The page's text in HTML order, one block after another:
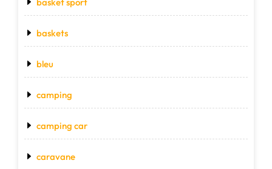
baskets
bleu
camping
camping car
caravane